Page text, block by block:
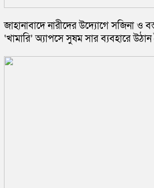
জাহানাবাদে নারীদের উদ্যোগে সজিনা ও
‘খামারি’ অ্যাপসে সুষম সার ব্যবহারে